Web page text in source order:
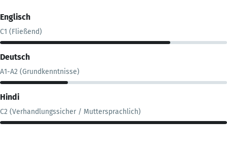
Englisch
C1 (Fließend)
Deutsch
A1-A2 (Grundkenntnisse)
Hindi
C2 (Verhandlungssicher / Muttersprachlich)